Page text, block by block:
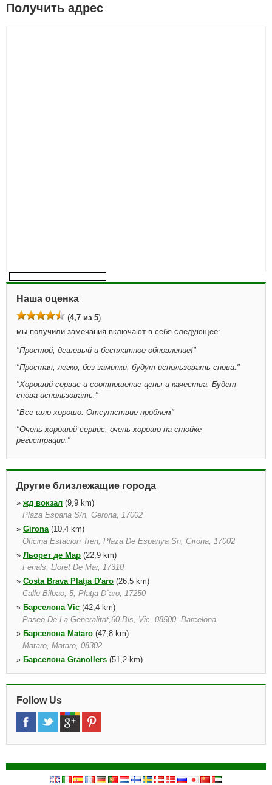
Получить адрес
Наша оценка
(4,7 из 5)
мы получили замечания включают в себя следующее:
"Простой, дешевый и бесплатное обновление!"
"Простая, легко, без заминки, будут использовать снова. "
"Хороший сервис и соотношение цены и качества. Будет
снова использовать. "
"Все шло хорошо. Отсутствие проблем"
"Очень хороший сервис, очень хорошо на стойке
регистрации. "
Другие близлежащие города
» жд вокзал (9,9 km)
Plaza Espana S/n, Gerona, 17002
» Girona(10,4 km)
Oficina Estacion Tren, Plaza De Espanya Sn, Girona, 17002
» Льорет де Мар (22,9 km)
Fenals, Lloret De Mar, 17310
» Costa Brava Platja D'aro (26,5 km)
Calle Bilbao, 5, Platja D´aro, 17250
» Барселона Vic (42,4 km)
Paseo De La Generalitat,60 Bis, Vic, 08500, Barcelona
» Барселона Mataro (47,8 km)
Mataro, Mataro, 08302
» Барселона Granollers (51,2 km)
Estacion De Autobuses, Granollers, Granollers, 08400
»Granollers Train Station(51,5 km)
Estacion De Autobuses, Granollers, 08400
Follow Us